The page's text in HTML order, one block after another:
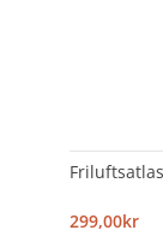
299,00kr